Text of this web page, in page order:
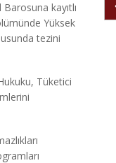
kayıtlı
Yüksek
tezini
Tüketici